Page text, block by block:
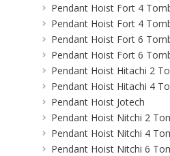
Pendant Hoist Fort 4
Pendant Hoist Fort 4
Pendant Hoist Fort 6
Pendant Hoist Fort 6
Pendant Hoist Hitachi 2
Pendant Hoist Hitachi 4
Pendant Hoist Jotech
Pendant Hoist Nitchi 2
Pendant Hoist Nitchi 4
Pendant Hoist Nitchi 6